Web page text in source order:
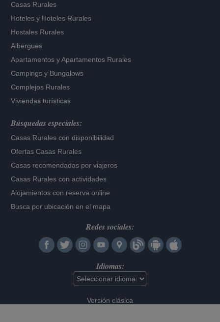
Casas Rurales
Hoteles y Hoteles Rurales
Hostales Rurales
Albergues
Apartamentos yApartamentos Rurales
Campings y Bungalows
Complejos Rurales
Viviendas turísticas
Búsquedas especiales:
Casas Rurales con disponibilidad
Ofertas Casas Rurales
Casas recomendadas por viajeros
Casas Rurales con actividades
Alojamientos con reserva online
Busca por ubicación en el mapa
Redes sociales:
Idiomas:
Versión clásica